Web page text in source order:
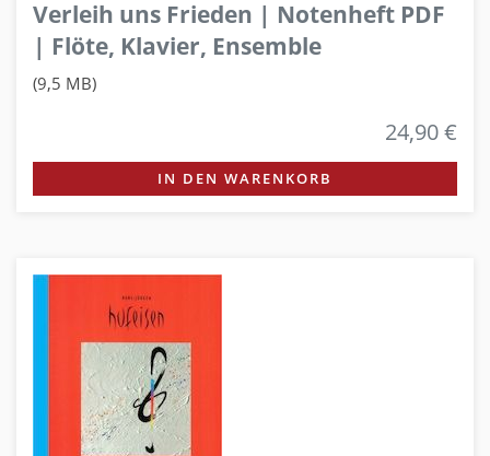
Verleih uns Frieden | Notenheft PDF
| Flöte, Klavier, Ensemble
(9,5 MB)
24,90 €
IN DEN WARENKORB